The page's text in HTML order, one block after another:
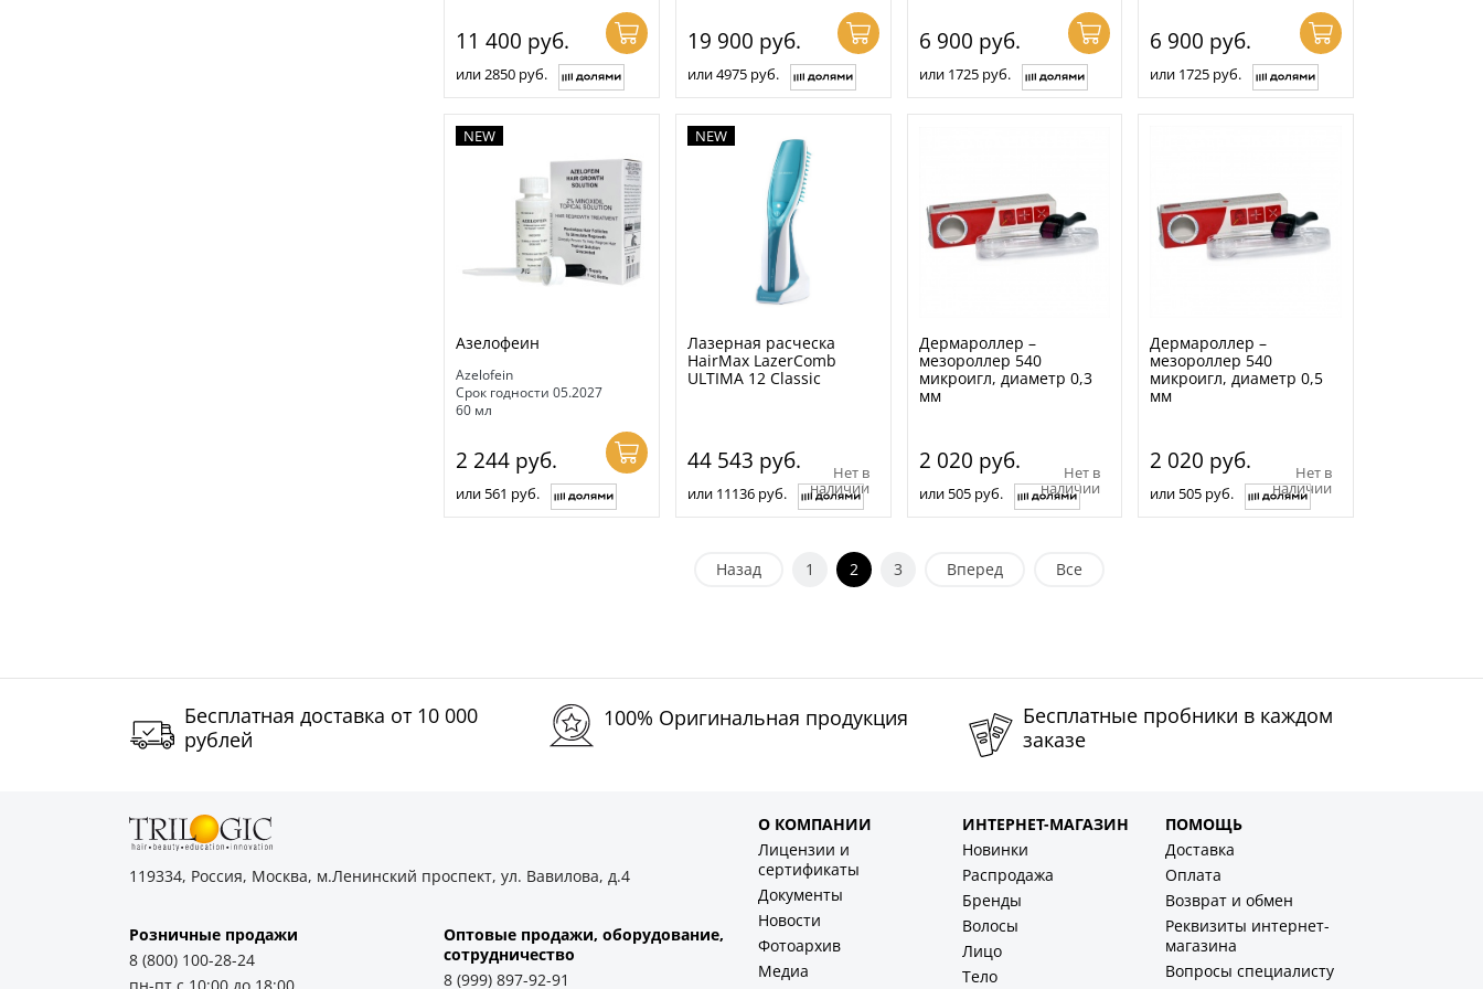
11 400 руб.
или 2850 руб.
19 900 руб.
или 4975 руб.
6 900 руб.
или 1725 руб.
6 900 руб.
или 1725 руб.
NEW
Азелофеин
Azelofein
Срок годности 05.2027
60 мл
2 244 руб.
или 561 руб.
NEW
Лазерная расческа
HairMax LazerComb
ULTIMA 12 Classic
44 543 руб. Нет в
наличии
или 11136 руб.
Дермароллер –
мезороллер 540
микроигл, диаметр 0,3
мм
2 020 руб. Нет в
наличии
или 505 руб.
Дермароллер –
мезороллер 540
микроигл, диаметр 0,5
мм
2 020 руб. Нет в
наличии
или 505 руб.
Назад 1 2 3 Вперед Все
Бесплатная доставка от 10 000
рублей
100% Оригинальная продукция
Бесплатные пробники в каждом
заказе
119334, Россия, Москва, м.Ленинский проспект, ул. Вавилова, д.4
Розничные продажи
8 (800) 100-28-24
Оптовые продажи, оборудование,
cотрудничество
8 (999) 897-92-91
О КОМПАНИИ
Лицензии и
сертификаты
Документы
Новости
Фотоархив
Медиа
ИНТЕРНЕТ-МАГАЗИН
Новинки
Распродажа
Бренды
Волосы
Лицо
Тело
ПОМОЩЬ
Доставка
Оплата
Возврат и обмен
Реквизиты интернет-
магазина
Вопросы специалисту